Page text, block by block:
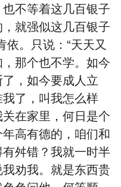
不等着这几百银子
就强似这几百银子
依。只说：“天天又
那个也不学。如今
，如今要成人立
了，叫我怎么样
在家里，何日是个
高有德的，咱们和
舛错？我就一时半
劝我。就是东西贵